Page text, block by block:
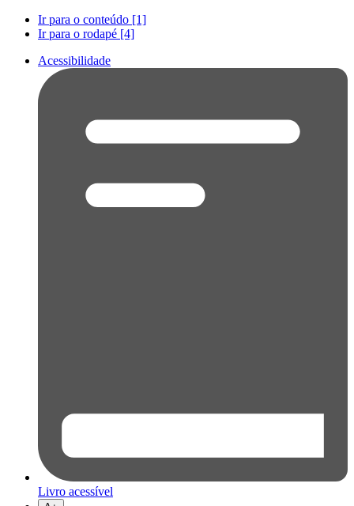
Ir para o conteúdo [1]
Ir para o rodapé [4]
Acessibilidade
Livro acessível